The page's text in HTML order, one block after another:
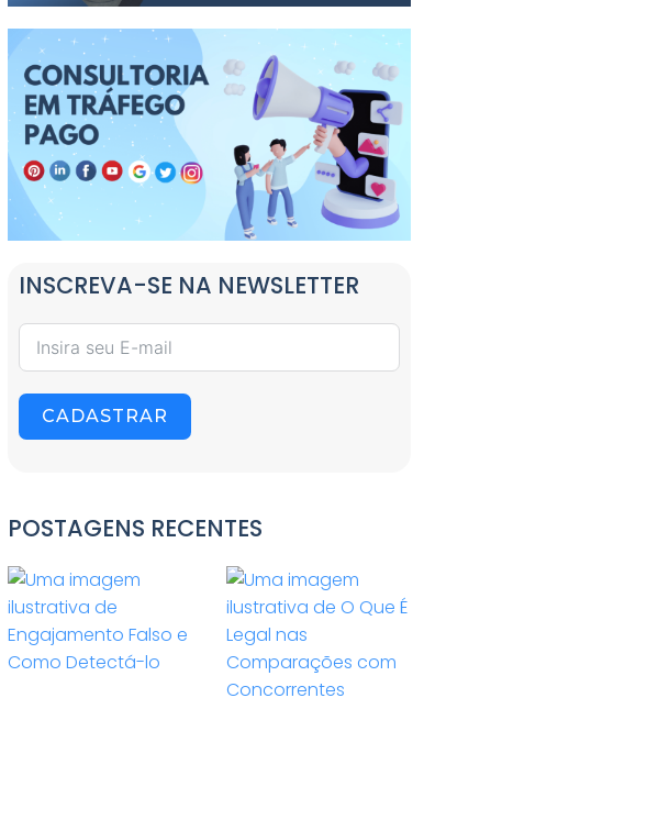
INSCREVA-SE NA NEWSLETTER
CADASTRAR
POSTAGENS RECENTES